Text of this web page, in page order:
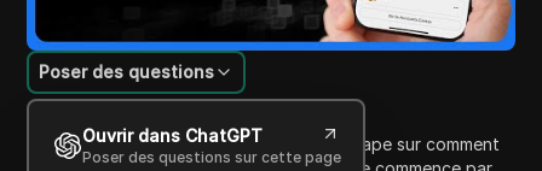
Introduction au contenu
Poser des questions
Ouvrir dans ChatGPT
Poser des questions sur cette page
Cette vidéo fournit un guide étape par étape sur comment